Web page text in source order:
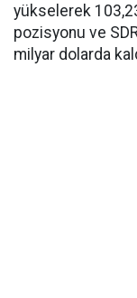
yükselerek
pozisyonu ve
milyar dolarda